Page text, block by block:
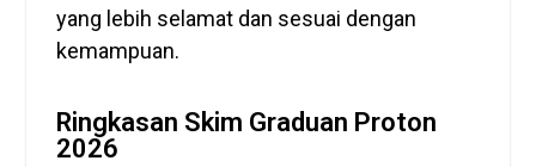
yang lebih selamat dan sesuai dengan
kemampuan.
Ringkasan Skim Graduan Proton
2026